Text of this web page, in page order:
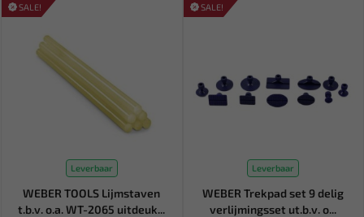
SALE!
Leverbaar
WEBER TOOLS Lijmstaven
t.b.v. o.a. WT-2065 uitdeuk...
SALE!
Leverbaar
WEBER Trekpad set 9 delig
verlijmingsset ut.b.v. o...